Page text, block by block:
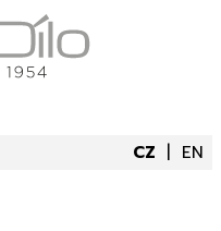
CZ EN